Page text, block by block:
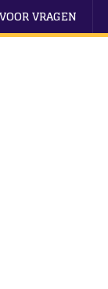
VRAGEN